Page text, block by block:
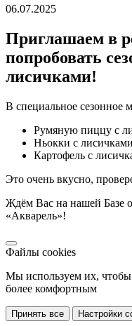
06.07.2025
Приглашаем в
попробовать
лисичками!
В специальное
Румяную пиццу с
Ньокки с
Картофель с
Это очень вкусно,
Ждём Вас на нашей Базе
«Акварель»!
Файлы cookies
Мы используем их, чтобы
более комфортным
Принять все Настройки